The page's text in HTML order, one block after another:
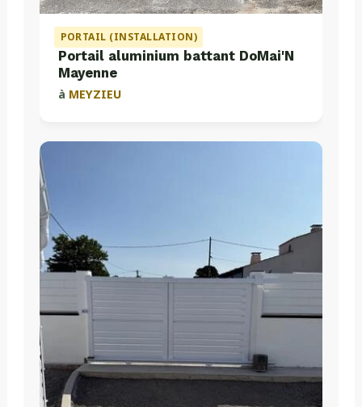
PORTAIL (INSTALLATION)
Portail aluminium battant DoMai'N
Mayenne
à MEYZIEU